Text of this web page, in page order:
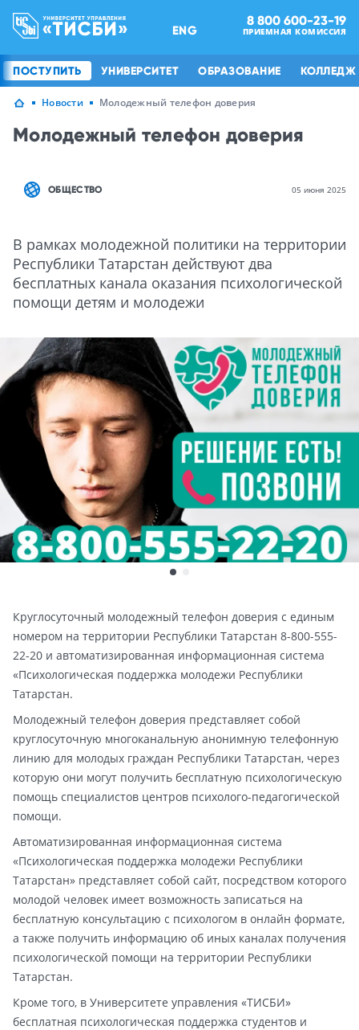
ENG
8 800 600-23-19
ПРИЕМНАЯ КОМИССИЯ
ПОСТУПИТЬ УНИВЕРСИТЕТ ОБРАЗОВАНИЕ КОЛЛЕДЖ
Новости Молодежный телефон доверия
Молодежный телефон доверия
ОБЩЕСТВО 05 июня 2025
В рамках молодежной политики на территории
Республики Татарстан действуют два
бесплатных канала оказания психологической
помощи детям и молодежи
Круглосуточный молодежный телефон доверия с единым
номером на территории Республики Татарстан 8-800-555-
22-20 и автоматизированная информационная система
«Психологическая поддержка молодежи Республики
Татарстан.
Молодежный телефон доверия представляет собой
круглосуточную многоканальную анонимную телефонную
линию для молодых граждан Республики Татарстан, через
которую они могут получить бесплатную психологическую
помощь специалистов центров психолого-педагогической
помощи.
Автоматизированная информационная система
«Психологическая поддержка молодежи Республики
Татарстан» представляет собой сайт, посредством которого
молодой человек имеет возможность записаться на
бесплатную консультацию с психологом в онлайн формате,
а также получить информацию об иных каналах получения
психологической помощи на территории Республики
Татарстан.
Кроме того, в Университете управления «ТИСБИ»
бесплатная психологическая поддержка студентов и